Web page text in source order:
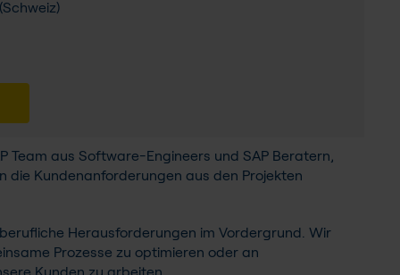
Team aus Software-Engineers und SAP Beratern,
die Kundenanforderungen aus den Projekten
Herausforderungen im Vordergrund. Wir
Prozesse zu optimieren oder an